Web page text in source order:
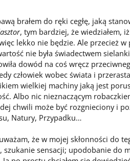
brałem do ręki cegłę, jaką
, tym bardziej, że wiedziałem,
lekko nie będzie. Ale przecież w
nie była świadectwem
dowód na coś wręcz
człowiek wobec świata i
wielkiej machiny jaką jest
Albo nic nieznaczącym
chwili może być rozgnieciony i
Natury, Przypadku…
że w mojej skłonności do
szukanie sensacji; upodobanie do